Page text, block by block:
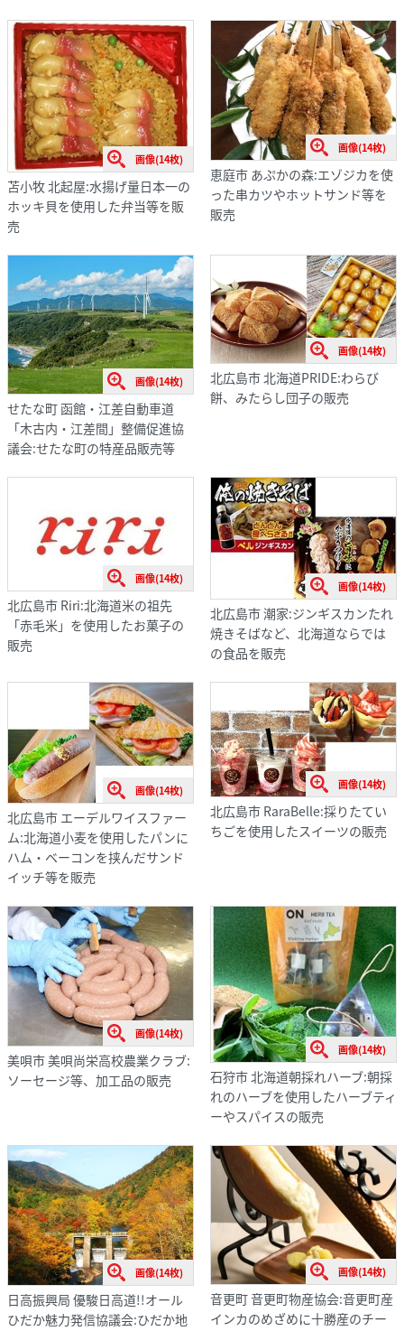
画像(14枚)
苫小牧 北起屋:水揚げ量日本一の
ホッキ貝を使用した弁当等を販
売
画像(14枚)
恵庭市 あぷかの森:エゾジカを使
った串カツやホットサンド等を
販売
画像(14枚)
せたな町 函館・江差自動車道
「木古内・江差間」整備促進協
議会:せたな町の特産品販売等
画像(14枚)
北広島市 北海道PRIDE:わらび
餅、みたらし団子の販売
画像(14枚)
北広島市 Riri:北海道米の祖先
「赤毛米」を使用したお菓子の
販売
画像(14枚)
北広島市 潮家:ジンギスカンたれ
焼きそばなど、北海道ならでは
の食品を販売
画像(14枚)
北広島市 エーデルワイスファー
ム:北海道小麦を使用したパンに
ハム・ベーコンを挟んだサンド
イッチ等を販売
画像(14枚)
北広島市 RaraBelle:採りたてい
ちごを使用したスイーツの販売
画像(14枚)
美唄市 美唄尚栄高校農業クラブ:
ソーセージ等、加工品の販売
画像(14枚)
石狩市 北海道朝採れハーブ:朝採
れのハーブを使用したハーブティ
ーやスパイスの販売
画像(14枚)
日高振興局 優駿日高道!!オール
ひだか魅力発信協議会:ひだか地
画像(14枚)
音更町 音更町物産協会:音更町産
インカのめざめに十勝産のチー